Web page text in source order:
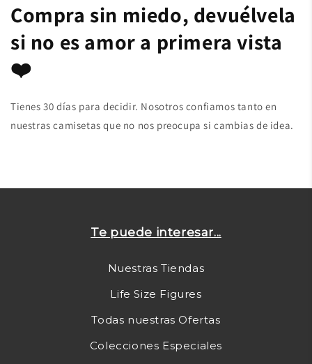
Compra sin miedo, devuélvela
si no es amor a primera vista
❤️
Tienes 30 días para decidir. Nosotros confiamos tanto en
nuestras camisetas que no nos preocupa si cambias de idea.
Te puede interesar...
Nuestras Tiendas
Life Size Figures
Todas nuestras Ofertas
Colecciones Especiales